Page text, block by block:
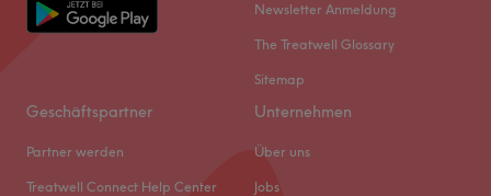
Newsletter Anmeldung
The Treatwell Glossary
Sitemap
Geschäftspartner
Partner werden
Treatwell Connect Help Center
Unternehmen
Über uns
Jobs